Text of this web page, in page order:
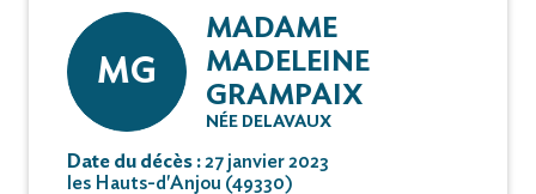
MG
MADAME
MADELEINE
GRAMPAIX
NÉE DELAVAUX
Date du décès :27 janvier 2023
les Hauts-d'Anjou (49330)